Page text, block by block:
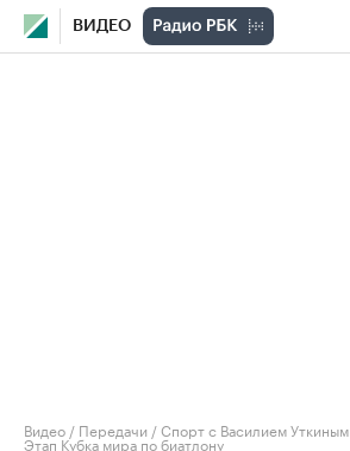
ВИДЕО
Видео / Передачи /Спорт с Василием Уткиным
Этап Кубка мира по биатлону